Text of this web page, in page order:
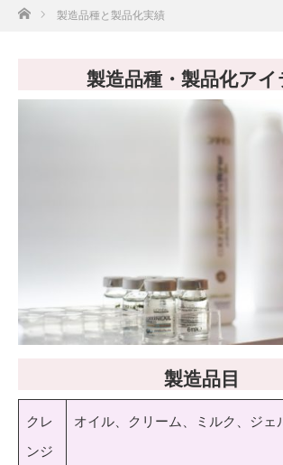
ホーム製造品種と製品化実績
製造品種・製品化ア
製造品目
クレ
ンジ
オイル、クリーム、ミルク、ジェ